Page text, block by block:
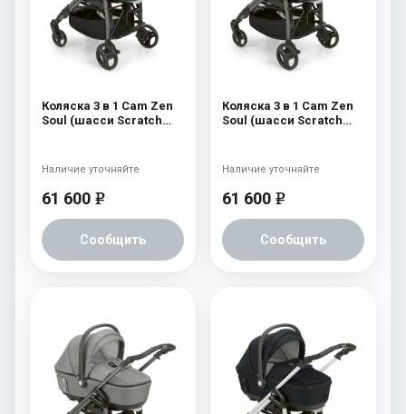
Коляска 3 в 1 Cam Zen
Soul (шасси Scratch
61 600 e
Сообщить
Наличие уточняйте
Коляска 3 в 1 Cam Zen
Soul (шасси Scratch
61 600 e
Сообщить
Наличие уточняйте